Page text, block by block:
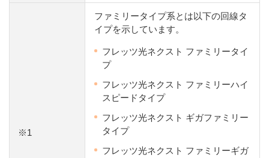
※1
ファミリータイプ系とは以下の回線タ
イプを示しています。
フレッツ光ネクスト ファミリータイ
プ
フレッツ光ネクスト ファミリーハイ
スピードタイプ
フレッツ光ネクスト ギガファミリー
タイプ
フレッツ光ネクスト ファミリーギガ